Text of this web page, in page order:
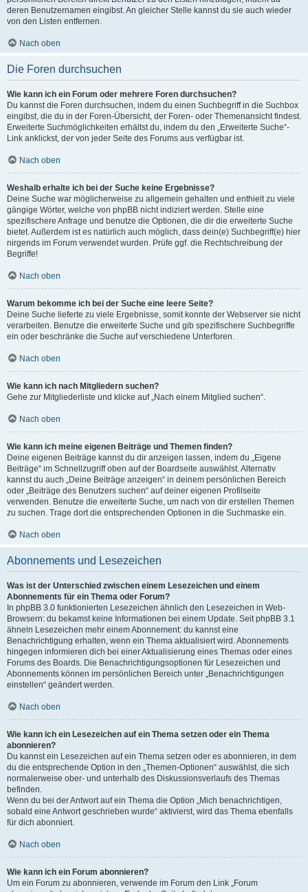
deren Benutzernamen eingibst. An gleicher Stelle kannst du sie auch wieder
von den Listen entfernen.
Nach oben
Die Foren durchsuchen
Wie kann ich ein Forum oder mehrere Foren durchsuchen?
Du kannst die Foren durchsuchen, indem du einen Suchbegriff in die Suchbox
eingibst, die du in der Foren-Übersicht, der Foren- oder Themenansicht findest.
Erweiterte Suchmöglichkeiten erhältst du, indem du den „Erweiterte Suche“-
Link anklickst, der von jeder Seite des Forums aus verfügbar ist.
Nach oben
Weshalb erhalte ich bei der Suche keine Ergebnisse?
Deine Suche war möglicherweise zu allgemein gehalten und enthielt zu viele
gängige Wörter, welche von phpBB nicht indiziert werden. Stelle eine
spezifischere Anfrage und benutze die Optionen, die dir die erweiterte Suche
bietet. Außerdem ist es natürlich auch möglich, dass dein(e) Suchbegriff(e) hier
nirgends im Forum verwendet wurden. Prüfe ggf. die Rechtschreibung der
Begriffe!
Nach oben
Warum bekomme ich bei der Suche eine leere Seite?
Deine Suche lieferte zu viele Ergebnisse, somit konnte der Webserver sie nicht
verarbeiten. Benutze die erweiterte Suche und gib spezifischere Suchbegriffe
ein oder beschränke die Suche auf verschiedene Unterforen.
Nach oben
Wie kann ich nach Mitgliedern suchen?
Gehe zur Mitgliederliste und klicke auf „Nach einem Mitglied suchen“.
Nach oben
Wie kann ich meine eigenen Beiträge und Themen finden?
Deine eigenen Beiträge kannst du dir anzeigen lassen, indem du „Eigene
Beiträge“ im Schnellzugriff oben auf der Boardseite auswählst. Alternativ
kannst du auch „Deine Beiträge anzeigen“ in deinem persönlichen Bereich
oder „Beiträge des Benutzers suchen“ auf deiner eigenen Profilseite
verwenden. Benutze die erweiterte Suche, um nach von dir erstellen Themen
zu suchen. Trage dort die entsprechenden Optionen in die Suchmaske ein.
Nach oben
Abonnements und Lesezeichen
Was ist der Unterschied zwischen einem Lesezeichen und einem
Abonnements für ein Thema oder Forum?
In phpBB 3.0 funktionierten Lesezeichen ähnlich den Lesezeichen in Web-
Browsern: du bekamst keine Informationen bei einem Update. Seit phpBB 3.1
ähneln Lesezeichen mehr einem Abonnement: du kannst eine
Benachrichtigung erhalten, wenn ein Thema aktualisiert wird. Abonnements
hingegen informieren dich bei einer Aktualisierung eines Themas oder eines
Forums des Boards. Die Benachrichtigungsoptionen für Lesezeichen und
Abonnements können im persönlichen Bereich unter „Benachrichtigungen
einstellen“ geändert werden.
Nach oben
Wie kann ich ein Lesezeichen auf ein Thema setzen oder ein Thema
abonnieren?
Du kannst ein Lesezeichen auf ein Thema setzen oder es abonnieren, in dem
du die entsprechende Option in den „Themen-Optionen“ auswählst, die sich
normalerweise ober- und unterhalb des Diskussionsverlaufs des Themas
befinden.
Wenn du bei der Antwort auf ein Thema die Option „Mich benachrichtigen,
sobald eine Antwort geschrieben wurde“ aktivierst, wird das Thema ebenfalls
für dich abonniert.
Nach oben
Wie kann ich ein Forum abonnieren?
Um ein Forum zu abonnieren, verwende im Forum den Link „Forum